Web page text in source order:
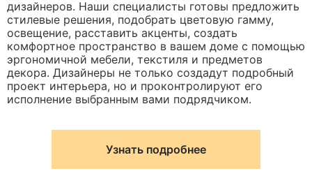
дизайнеров. Наши специалисты готовы предложить
стилевые решения, подобрать цветовую гамму,
освещение, расставить акценты, создать
комфортное пространство в вашем доме с помощью
эргономичной мебели, текстиля и предметов
декора. Дизайнеры не только создадут подробный
проект интерьера, но и проконтролируют его
исполнение выбранным вами подрядчиком.
Узнать подробнее